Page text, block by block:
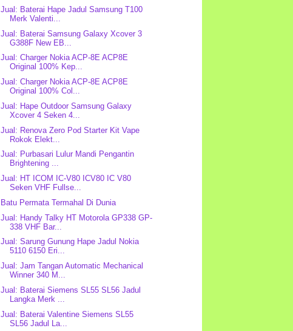
Jual: Baterai Hape Jadul Samsung T100
Merk Valenti...
Jual: Baterai Samsung Galaxy Xcover 3
G388F New EB...
Jual: Charger Nokia ACP-8E ACP8E
Original 100% Kep...
Jual: Charger Nokia ACP-8E ACP8E
Original 100% Col...
Jual: Hape Outdoor Samsung Galaxy
Xcover 4 Seken 4...
Jual: Renova Zero Pod Starter Kit Vape
Rokok Elekt...
Jual: Purbasari Lulur Mandi Pengantin
Brightening ...
Jual: HT ICOM IC-V80 ICV80 IC V80
Seken VHF Fullse...
Batu Permata Termahal Di Dunia
Jual: Handy Talky HT Motorola GP338 GP-
338 VHF Bar...
Jual: Sarung Gunung Hape Jadul Nokia
5110 6150 Eri...
Jual: Jam Tangan Automatic Mechanical
Winner 340 M...
Jual: Baterai Siemens SL55 SL56 Jadul
Langka Merk ...
Jual: Baterai Valentine Siemens SL55
SL56 Jadul La...